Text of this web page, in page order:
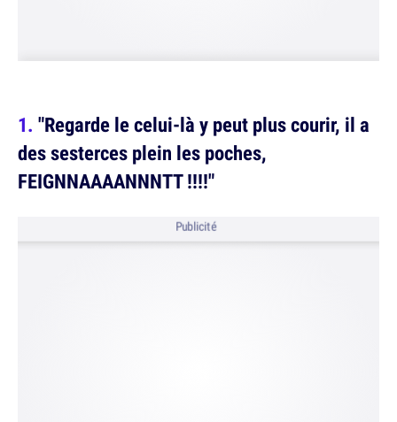
"Regarde le celui-là y peut plus courir, il a
des sesterces plein les poches,
FEIGNNAAAANNNTT !!!!"
Publicité